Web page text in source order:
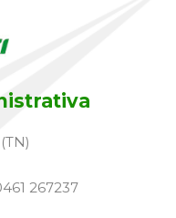
267237